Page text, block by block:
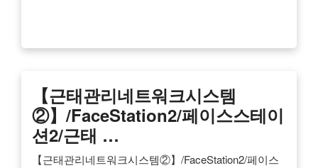
【근태관리네트워크시스템
②】/FaceStation2/페이스스테이
션2/근태 …
【근태관리네트워크시스템②】/FaceStation2/페이스